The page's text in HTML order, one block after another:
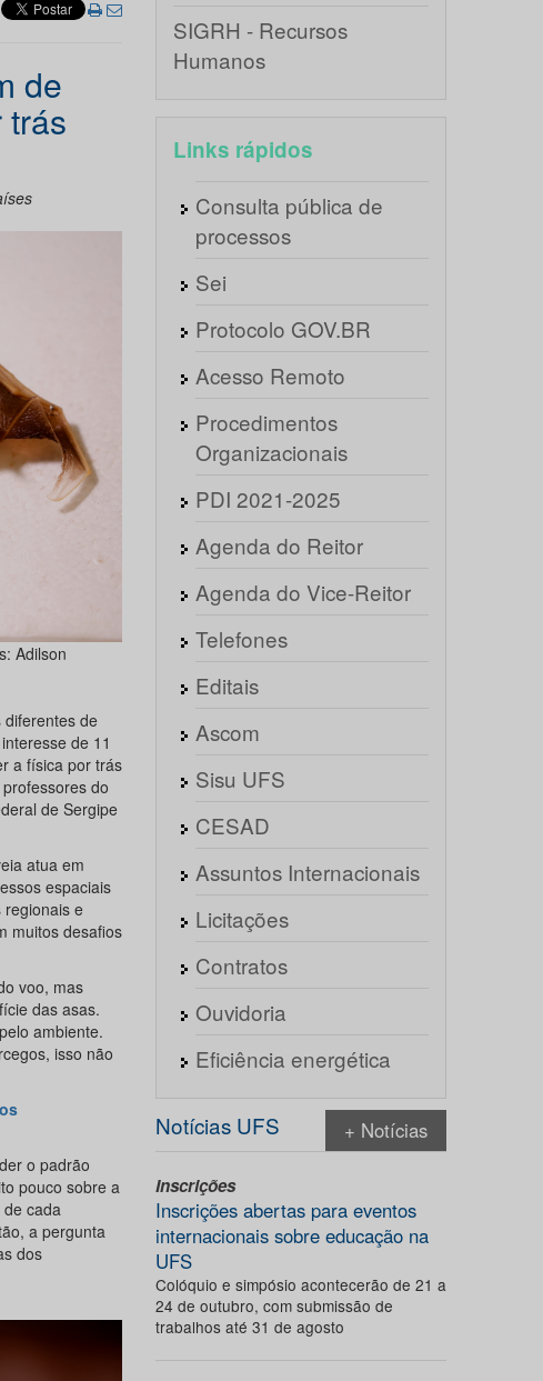
de
Adilson
de
de 11
a física por trás
do
de Sergipe
atua em
espaciais
e
muitos desafios
voo, mas
das asas.
ambiente.
isso não
o padrão
pouco sobre a
cada
a pergunta
dos
SIGRH - Recursos
Humanos
Links rápidos
Consulta pública de
processos
Sei
Protocolo GOV.BR
Acesso Remoto
Procedimentos
Organizacionais
PDI 2021-2025
Agenda do Reitor
Agenda do Vice-Reitor
Telefones
Editais
Ascom
Sisu UFS
CESAD
Assuntos Internacionais
Licitações
Contratos
Ouvidoria
Eficiência energética
Notícias UFS + Notícias
Inscrições
Inscrições abertas para eventos
internacionais sobre educação na
UFS
Colóquio e simpósio acontecerão de 21 a
24 de outubro, com submissão de
trabalhos até 31 de agosto